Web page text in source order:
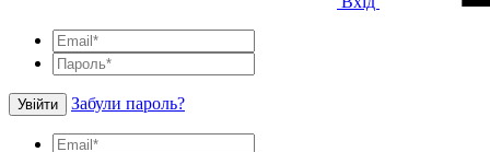
Увійти Забули пароль?